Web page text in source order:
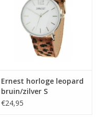
Ernest horloge leopard
bruin/zilver S
€24,95